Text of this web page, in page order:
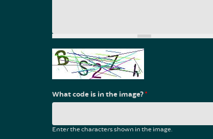
What code is in the image?*
Enter the characters shown in the image.